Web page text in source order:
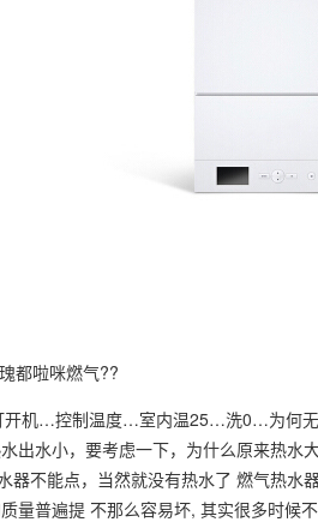
都啦咪燃气??
开机…控制温度…室内温25…洗0…为何
出水小，要考虑一下，为什么原来热
器不能点，当然就没有热水了 燃气热
量普遍提 不那么容易坏, 其实很多时候